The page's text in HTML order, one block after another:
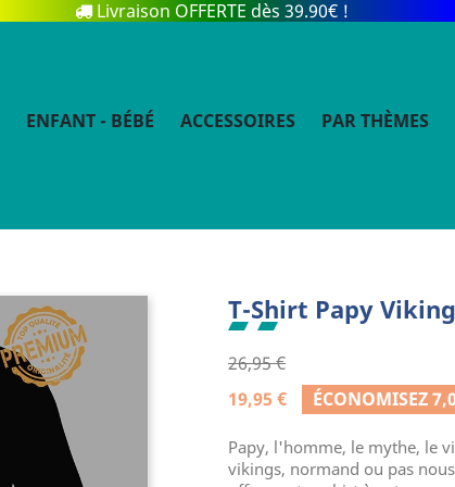
Livraison OFFERTE dès 39.90€ !
ENFANT - BÉBÉ ACCESSOIRES PAR THÈMES
T-Shirt Papy
26,95 €
19,95 €
ÉCONOMISEZ
Papy, l'homme, le mythe, le
vikings, normand ou pas